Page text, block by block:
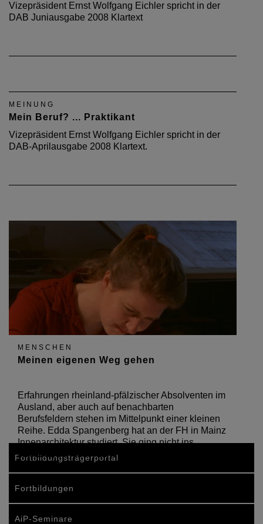
Vizepräsident Ernst Wolfgang Eichler spricht in der
DAB Juniausgabe 2008 Klartext
MEINUNG
Mein Beruf? ... Praktikant
Vizepräsident Ernst Wolfgang Eichler spricht in der
DAB-Aprilausgabe 2008 Klartext.
MENSCHEN
Meinen eigenen Weg gehen
Erfahrungen rheinland-pfälzischer Absolventen im
Ausland, aber auch auf benachbarten
Berufsfeldern stehen im Mittelpunkt einer kleinen
Reihe. Edda Spangenberg hat an der FH in Mainz
Innenarchitektur studiert. Sie ging nicht ins
Ausland, sondern hat…
Fortbildungsträgerportal
Fortbildungen
AiP-Seminare